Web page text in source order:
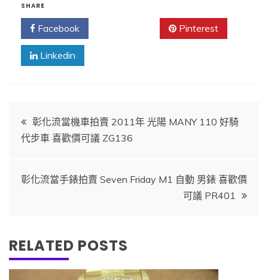
SHARE
Facebook Pinterest
Linkedin
文
章
導
彰化流當機車拍賣 2011年 光陽 MANY 110 好騎
代步車 喜歡價可議 ZG136
彰化流當手錶拍賣 Seven Friday M1 自動 男錶 喜歡價
可議 PR401
RELATED POSTS